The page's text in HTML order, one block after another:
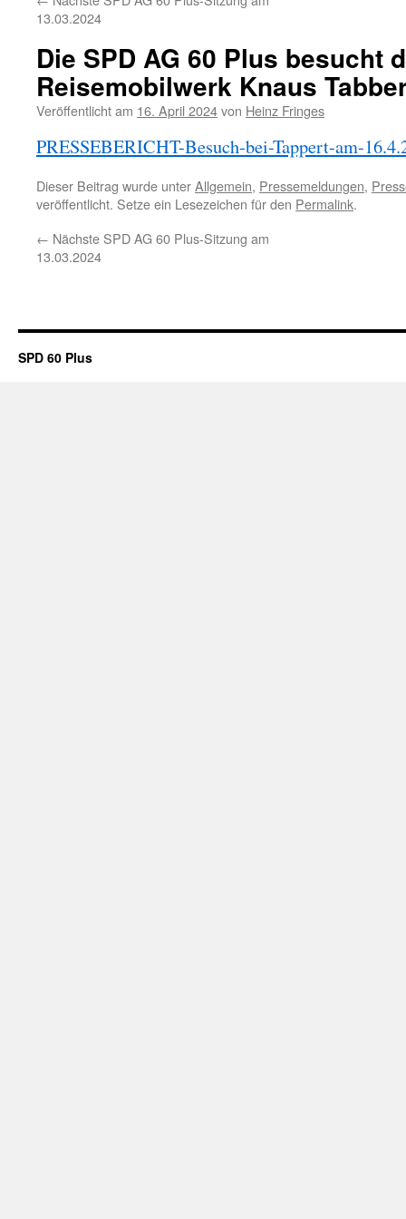
13.03.2024
Die SPD AG 60 Plus besucht
Reisemobilwerk Knaus
Veröffentlicht am 16. April 2024von Heinz Fringes
PRESSEBERICHT-Besuch-bei-Tappert-am-
Dieser Beitrag wurde unterAllgemein, Pressemeldungen,
veröffentlicht. Setze ein Lesezeichen für den Permalink.
← Nächste SPD AG 60 Plus-Sitzung am
13.03.2024
SPD 60 Plus